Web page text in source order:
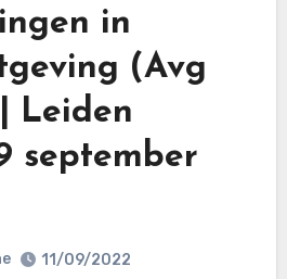
in
(Avg
Leiden
september
11/09/2022